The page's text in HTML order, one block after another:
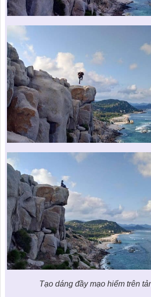
Tạo dáng đầy mạo hiểm trên